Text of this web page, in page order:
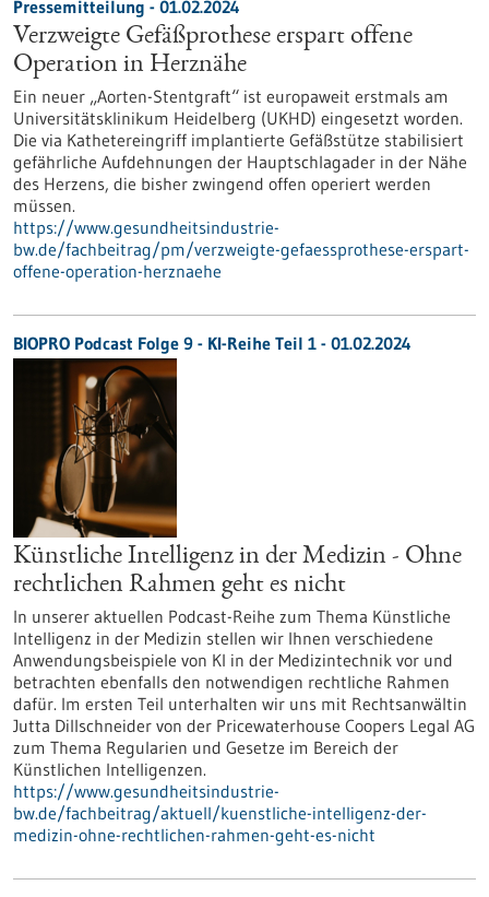
Pressemitteilung - 01.02.2024
Verzweigte Gefäßprothese erspart offene
Operation in Herznähe
Ein neuer „Aorten-Stentgraft“ ist europaweit erstmals am
Universitätsklinikum Heidelberg (UKHD) eingesetzt worden.
Die via Kathetereingriff implantierte Gefäßstütze stabilisiert
gefährliche Aufdehnungen der Hauptschlagader in der Nähe
des Herzens, die bisher zwingend offen operiert werden
müssen.
https://www.gesundheitsindustrie-
bw.de/fachbeitrag/pm/verzweigte-gefaessprothese-erspart-
offene-operation-herznaehe
BIOPRO Podcast Folge 9 - KI-Reihe Teil 1 - 01.02.2024
Künstliche Intelligenz in der Medizin - Ohne
rechtlichen Rahmen geht es nicht
In unserer aktuellen Podcast-Reihe zum Thema Künstliche
Intelligenz in der Medizin stellen wir Ihnen verschiedene
Anwendungsbeispiele von KI in der Medizintechnik vor und
betrachten ebenfalls den notwendigen rechtliche Rahmen
dafür. Im ersten Teil unterhalten wir uns mit Rechtsanwältin
Jutta Dillschneider von der Pricewaterhouse Coopers Legal AG
zum Thema Regularien und Gesetze im Bereich der
Künstlichen Intelligenzen.
https://www.gesundheitsindustrie-
bw.de/fachbeitrag/aktuell/kuenstliche-intelligenz-der-
medizin-ohne-rechtlichen-rahmen-geht-es-nicht